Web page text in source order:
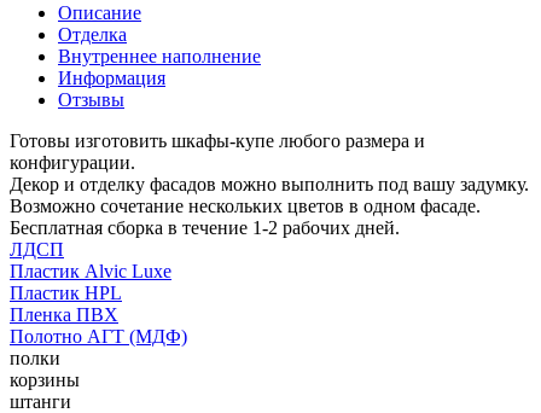
Описание
Отделка
Внутреннее наполнение
Информация
Отзывы
Готовы изготовить шкафы-купе любого размера и
конфигурации.
Декор и отделку фасадов можно выполнить под вашу задумку.
Возможно сочетание нескольких цветов в одном фасаде.
Бесплатная сборка в течение 1-2 рабочих дней.
ЛДСП
Пластик Alvic Luxe
Пластик HPL
Пленка ПВХ
Полотно АГТ (МДФ)
полки
корзины
штанги